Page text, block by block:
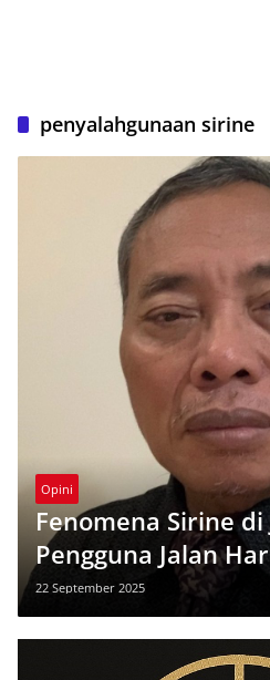
penyalahgunaan sirine
Opini
Fenomena Sirine di
Pengguna Jalan
Tanpa Alasan yang
22 September 2025